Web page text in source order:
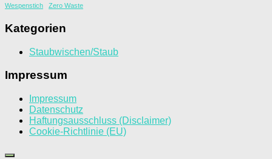
Wespenstich
Zero Waste
Kategorien
Staubwischen/Staub
Impressum
Impressum
Datenschutz
Haftungsausschluss (Disclaimer)
Cookie-Richtlinie (EU)